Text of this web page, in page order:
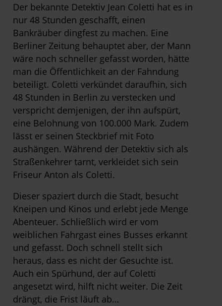
Der bekannte Detektiv Jean Coletti hat es in
nur 48 Stunden geschafft, einen
Bankräuber dingfest zu machen. Eine
Berliner Zeitung behauptet aber, der Mann
wäre noch schneller gefasst worden, hätte
man die Öffentlichkeit an der Fahndung
beteiligt. Coletti verkündet daraufhin, sich
48 Stunden in Berlin zu verstecken und
verspricht demjenigen, der ihn aufspürt,
eine Belohnung von 100.000 Mark. Zudem
lässt er seinen Steckbrief mit Foto
aushängen. Während der Detektiv sich als
Straßenkehrer tarnt, verkleidet sich sein
Friseur Anton als Coletti.
Dieser spaziert durch die Stadt, besucht
Kneipen und Kinos und erlebt jede Menge
Abenteuer. Schließlich wird er vom
weiblichen Fahrgast eines Busses erkannt
und gefasst. Doch schnell stellt sich
heraus, dass es nicht der Gesuchte ist.
Auch ein Spürhund, der auf Coletti
angesetzt wird, hilft nicht weiter. Die Zeit
drängt, die Frist läuft ab…